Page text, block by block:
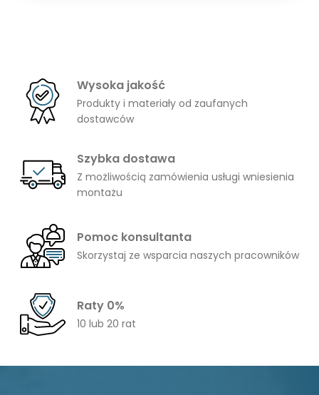
Wysoka jakość
Produkty i materiały od zaufanych
dostawców
Szybka dostawa
Z możliwością zamówienia usługi wniesienia
montażu
Pomoc konsultanta
Skorzystaj ze wsparcia naszych pracowników
Raty 0%
10 lub 20 rat